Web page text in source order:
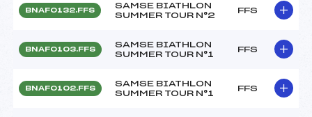
BNAF0132.FFS
SAMSE BIATHLON
SUMMER TOUR N°2
FFS
BNAF0103.FFS
SAMSE BIATHLON
SUMMER TOUR N°1
FFS
BNAF0102.FFS
SAMSE BIATHLON
SUMMER TOUR N°1
FFS